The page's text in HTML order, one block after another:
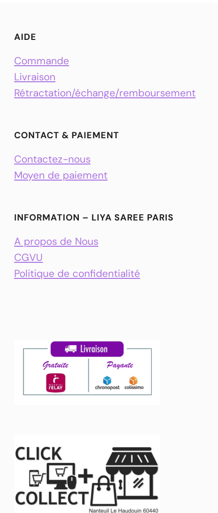
AIDE
Commande
Livraison
Rétractation/échange/remboursement
CONTACT & PAIEMENT
Contactez-nous
Moyen de paiement
INFORMATION – LIYA SAREE PARIS
A propos de Nous
CGVU
Politique de confidentialité